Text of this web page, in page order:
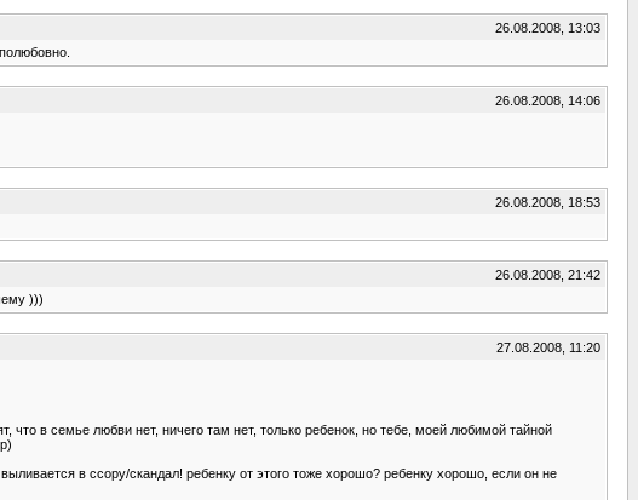
26.08.2008, 13:03
26.08.2008, 14:06
26.08.2008, 18:53
26.08.2008, 21:42
)))
27.08.2008, 11:20
что в семье любви нет, ничего там нет, только ребенок, но тебе, моей любимой тайной
в ссору/скандал! ребенку от этого тоже хорошо? ребенку хорошо, если он не